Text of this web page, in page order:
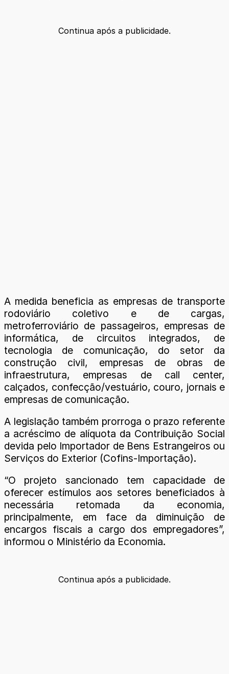
Continua após a publicidade.
A medida beneficia as empresas de transporte
rodoviário coletivo e de cargas,
metroferroviário de passageiros, empresas de
informática, de circuitos integrados, de
tecnologia de comunicação, do setor da
construção civil, empresas de obras de
infraestrutura, empresas de call center,
calçados, confecção/vestuário, couro, jornais e
empresas de comunicação.
A legislação também prorroga o prazo referente
a acréscimo de alíquota da Contribuição Social
devida pelo Importador de Bens Estrangeiros ou
Serviços do Exterior (Cofins-Importação).
“O projeto sancionado tem capacidade de
oferecer estímulos aos setores beneficiados à
necessária retomada da economia,
principalmente, em face da diminuição de
encargos fiscais a cargo dos empregadores”,
informou o Ministério da Economia.
Continua após a publicidade.